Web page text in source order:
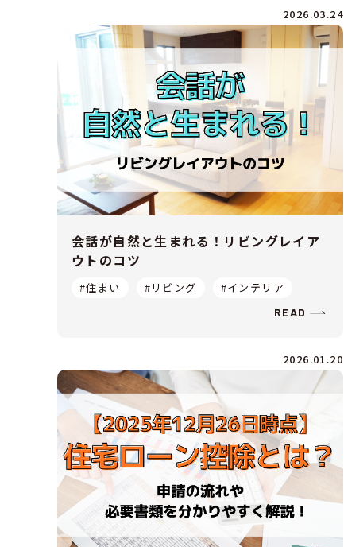
2026.03.24
会話が自然と生まれる！リビングレイア
ウトのコツ
#住まい #リビング #インテリア
READ
2026.01.20